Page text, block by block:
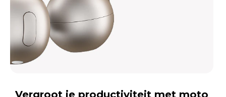
Vergroot je productiviteit met moto